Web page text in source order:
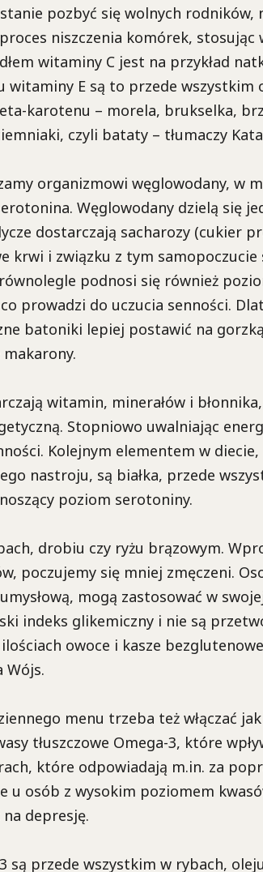
pozbyć się wolnych rodników,
niszczenia komórek,
witaminy C jest na przykład
witaminy E są to przede wszystkim
karotenu – morela, brukselka,
czyli bataty – tłumaczy
organizmowi węglowodany, w
Węglowodany dzielą się
dostarczają sacharozy (cukier
krwi i związku z tym samopoczucie
podnosi się również
prowadzi do uczucia senności.
batoniki lepiej postawić na
witamin, minerałów i
Stopniowo uwalniając
Kolejnym elementem w
nastroju, są białka, przede
poziom serotoniny.
drobiu czy ryżu brązowym.
poczujemy się mniej zmęczeni.
mogą zastosować w
indeks glikemiczny i nie są
owoce i kasze
Wójs.
menu trzeba też włączać
tłuszczowe Omega-3, które
które odpowiadają m.in. za
u osób z wysokim poziomem
depresję.
są przede wszystkim w rybach,